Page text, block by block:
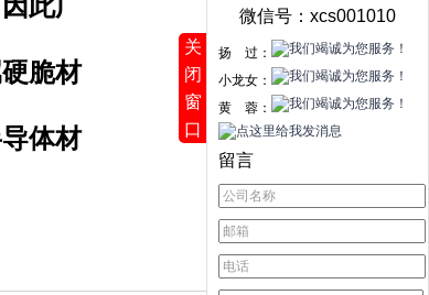
此广
脆材
体材
关
闭
窗
口
微信号：xcs001010
扬 过：
小龙女：
黄 蓉：
留言